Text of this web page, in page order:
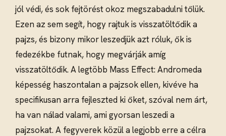
jól védi, és sok fejtörést okoz megszabadulni tőlük.
Ezen az sem segít, hogy rajtuk is visszatöltődik a
pajzs, és bizony mikor leszedjük azt róluk, ők is
fedezékbe futnak, hogy megvárják amíg
visszatöltődik. A legtöbb Mass Effect: Andromeda
képesség haszontalan a pajzsok ellen, kivéve ha
specifikusan arra fejleszted ki őket, szóval nem árt,
ha van nálad valami, ami gyorsan leszedi a
pajzsokat. A fegyverek közül a legjobb erre a célra